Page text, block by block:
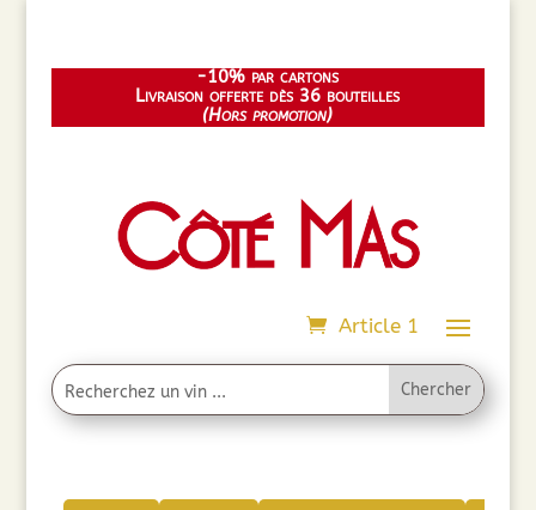
-10% par cartons
Livraison offerte dès 36 bouteilles
(Hors promotion)
Article 1